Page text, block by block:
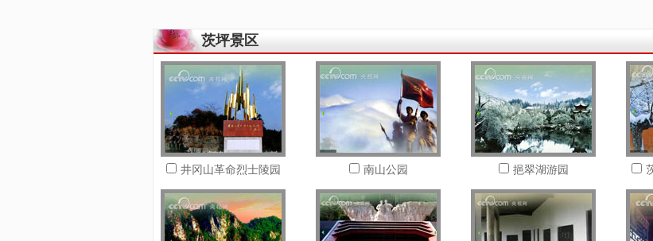
茨坪景区
井冈山革命烈士陵园 南山公园 挹翠湖游园